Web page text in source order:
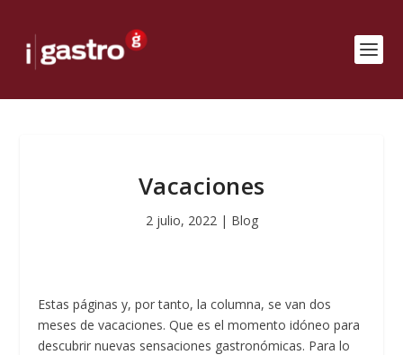
Vacaciones
2 julio, 2022| Blog
Estas páginas y, por tanto, la columna, se van dos
meses de vacaciones. Que es el momento idóneo para
descubrir nuevas sensaciones gastronómicas. Para lo